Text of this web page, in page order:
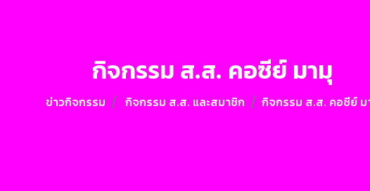
กิจกรรม ส.ส. คอซีย์ มามุ
ข่าวกิจกรรม กิจกรรม ส.ส. และสมาชิก กิจกรรม ส.ส. คอซีย์ ม